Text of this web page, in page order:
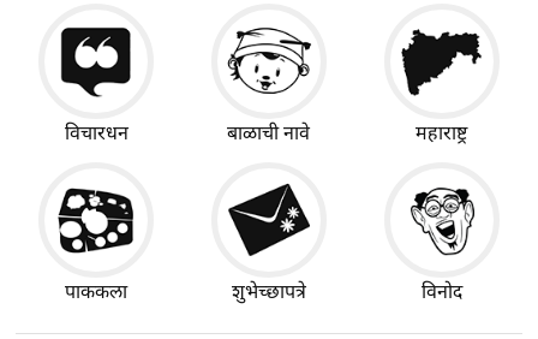
विचारधन बाळाची नावे महाराष्ट्र
पाककला शुभेच्छापत्रे विनोद